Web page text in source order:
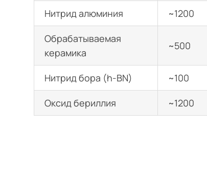
Нитрид алюминия ~1200
Обрабатываемая
керамика
~500
Нитрид бора (h-BN) ~100
Оксид бериллия ~1200